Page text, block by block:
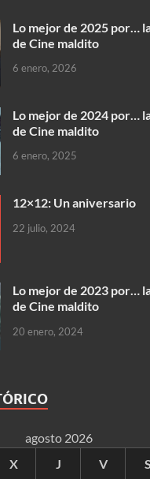
Lo mejor de 2025 por…
de Cine maldito
6 enero, 2026
Lo mejor de 2024 por…
de Cine maldito
6 enero, 2025
12×12: Un aniversario
22 julio, 2024
Lo mejor de 2023 por…
de Cine maldito
20 enero, 2024
agosto 2026
X J V S